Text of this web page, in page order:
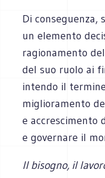
Di conseguenza,
un elemento
ragionamento
del suo ruolo ai
intendo il
miglioramento
e accrescimento
e governare il
Il bisogno, il